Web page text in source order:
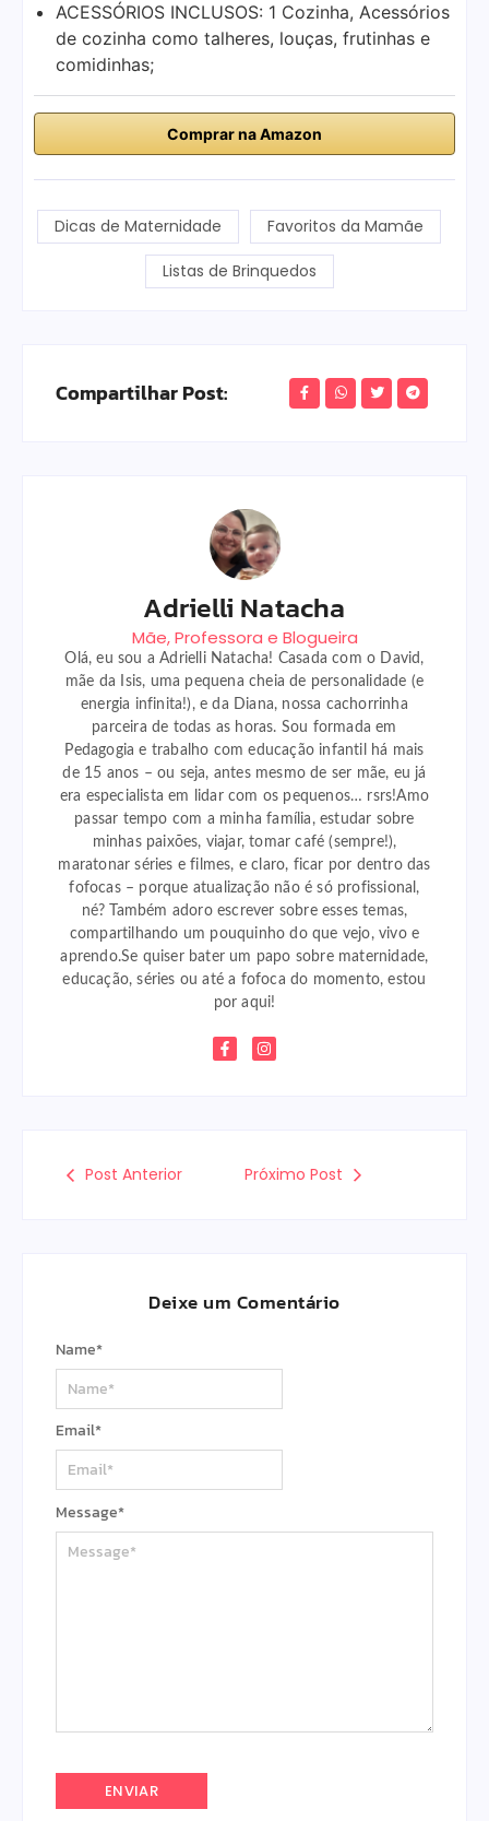
ACESSÓRIOS INCLUSOS: 1 Cozinha, Acessórios
de cozinha como talheres, louças, frutinhas e
comidinhas;
Comprar na Amazon
Dicas de Maternidade Favoritos da Mamãe
Listas de Brinquedos
Compartilhar Post:
Adrielli Natacha
Mãe, Professora e Blogueira
Olá, eu sou a Adrielli Natacha! Casada com o David,
mãe da Isis, uma pequena cheia de personalidade (e
energia infinita!), e da Diana, nossa cachorrinha
parceira de todas as horas. Sou formada em
Pedagogia e trabalho com educação infantil há mais
de 15 anos – ou seja, antes mesmo de ser mãe, eu já
era especialista em lidar com os pequenos… rsrs!Amo
passar tempo com a minha família, estudar sobre
minhas paixões, viajar, tomar café (sempre!),
maratonar séries e filmes, e claro, ficar por dentro das
fofocas – porque atualização não é só profissional,
né? Também adoro escrever sobre esses temas,
compartilhando um pouquinho do que vejo, vivo e
aprendo.Se quiser bater um papo sobre maternidade,
educação, séries ou até a fofoca do momento, estou
por aqui!
Post Anterior Próximo Post
Deixe um Comentário
Message*
Name*
Email*